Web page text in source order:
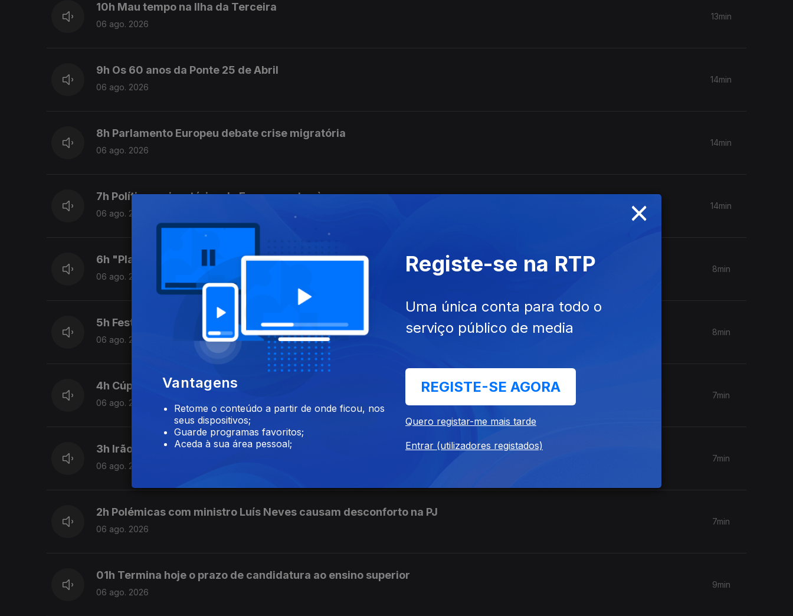
10h Mau tempo na Ilha da Terceira
06 ago. 2026
13min
9h Os 60 anos da Ponte 25 de Abril
06 ago. 2026
14min
8h Parlamento Europeu debate crise migratória
06 ago. 2026
14min
7h Políticas migratórias da Europa postas à prova
06 ago. 2026
14min
6h "Playback", filme que recorda Carlos Paião chega aos cinemas
06 ago. 2026
8min
5h Festival Bons Sons até domingo na aldeia de Cem Soldos
06 ago. 2026
8min
4h Cúpula da FIFA reafirma total apoio a Gianni Infantino
06 ago. 2026
7min
3h Irão e Omã acordam nova rota marítima no Estreito de Ormuz
06 ago. 2026
7min
2h Polémicas com ministro Luís Neves causam desconforto na PJ
06 ago. 2026
7min
01h Termina hoje o prazo de candidatura ao ensino superior
06 ago. 2026
9min
×
Vantagens
Retome o conteúdo a partir de onde ficou, nos
seus dispositivos;
Guarde programas favoritos;
Aceda à sua área pessoal;
Registe-se na RTP
Uma única conta para todo o
serviço público de media
REGISTE-SE AGORA
Quero registar-me mais tarde
Entrar (utilizadores registados)